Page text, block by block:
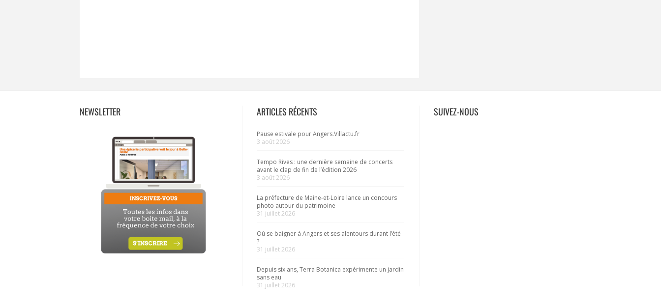
NEWSLETTER ARTICLES RÉCENTS
Pause estivale pour Angers.Villactu.fr
3 août 2026
Tempo Rives : une dernière semaine de concerts
avant le clap de fin de l’édition 2026
3 août 2026
La préfecture de Maine-et-Loire lance un concours
photo autour du patrimoine
31 juillet 2026
Où se baigner à Angers et ses alentours durant l’été
?
31 juillet 2026
Depuis six ans, Terra Botanica expérimente un jardin
sans eau
31 juillet 2026
SUIVEZ-NOUS